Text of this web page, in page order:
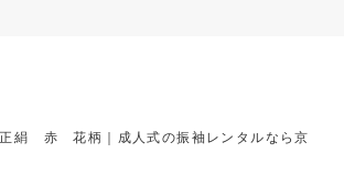
絹 赤 花柄｜成人式の振袖レンタルなら京